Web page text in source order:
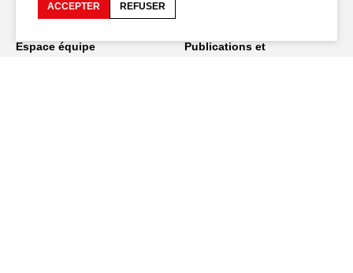
Espace presse
Espace équipe
Publications et
ACCEPTER REFUSER